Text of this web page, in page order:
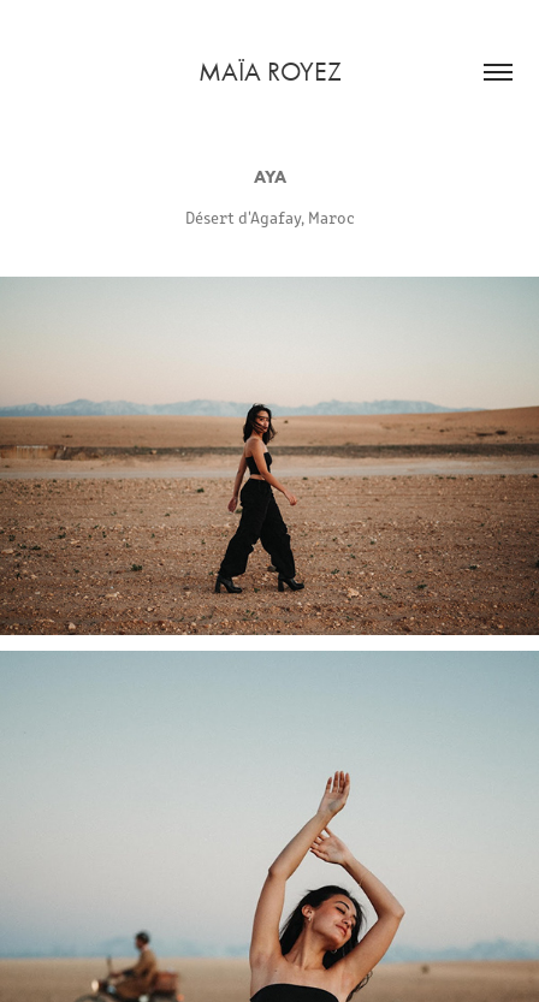
MAÏA ROYEZ
AYA
Désert d'Agafay, Maroc